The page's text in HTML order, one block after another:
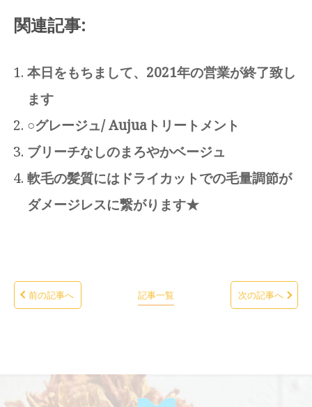
関連記事:
本日をもちまして、2021年の営業が終了致し
ます
○グレージュ/ Aujuaトリートメント
ブリーチなしのまろやかベージュ
軟毛の髪質にはドライカットでの毛量調節が
ダメージレスに繋がります★
前の記事へ 記事一覧 次の記事へ